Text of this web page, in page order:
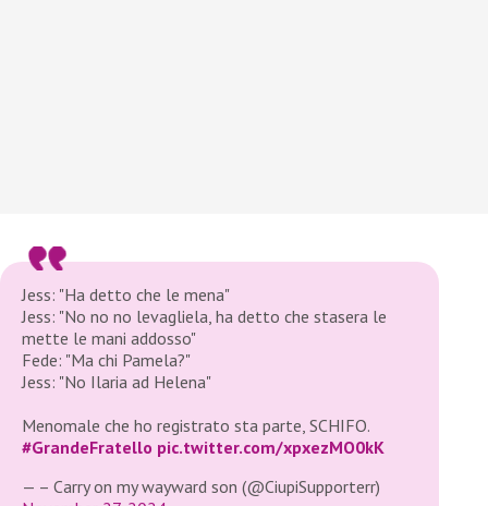
Jess: "Ha detto che le mena"
Jess: "No no no levagliela, ha detto che stasera le
mette le mani addosso"
Fede: "Ma chi Pamela?"
Jess: "No Ilaria ad Helena"
Menomale che ho registrato sta parte, SCHIFO.
#GrandeFratello pic.twitter.com/xpxezMO0kK
— – Carry on my wayward son (@CiupiSupporterr)